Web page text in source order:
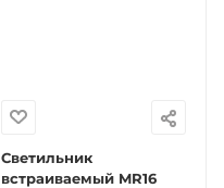
Светильник
встраиваемый MR16